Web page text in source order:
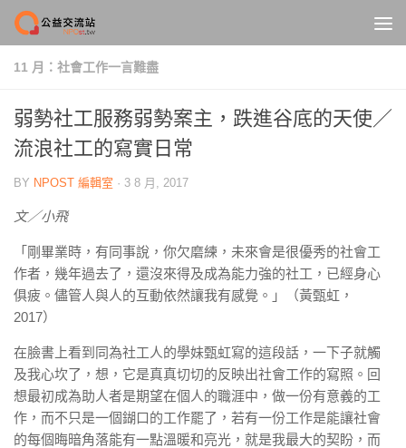
Skip to content
11 月：社會工作一言難盡
弱勢社工服務弱勢案主，跌進谷底的天使／
流浪社工的寫實日常
BY NPOST 編輯室 · 3 8 月, 2017
文／小飛
「剛畢業時，有同事說，你欠磨練，未來會是很優秀的社會工
作者，幾年過去了，還沒來得及成為能力強的社工，已經身心
俱疲。儘管人與人的互動依然讓我有感覺。」（黃甄虹，
2017）
在臉書上看到同為社工人的學妹甄虹寫的這段話，一下子就觸
及我心坎了，想，它是真真切切的反映出社會工作的寫照。回
想最初成為助人者是期望在個人的職涯中，做一份有意義的工
作，而不只是一個鍸口的工作罷了，若有一份工作是能讓社會
的每個晦暗角落能有一點溫暖和亮光，就是我最大的契盼，而